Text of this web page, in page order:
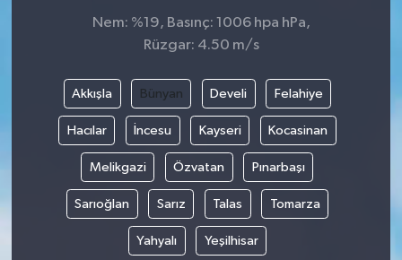
Nem: %19, Basınç: 1006 hpa hPa,
Rüzgar: 4.50 m/s
Akkışla Bünyan Develi Felahiye
Hacılar İncesu Kayseri Kocasinan
Melikgazi Özvatan Pınarbaşı
Sarıoğlan Sarız Talas Tomarza
Yahyalı Yeşilhisar
Yaşam
Yurttan